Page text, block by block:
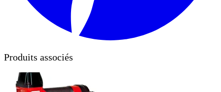
Produits associés